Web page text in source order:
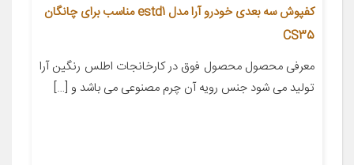
کفپوش سه بعدی خودرو آرا مدل estd1 مناسب برای چانگان
CS35
معرفی محصول محصول فوق در کارخانجات اطلس رنگین آرا
تولید می شود جنس رویه آن چرم مصنوعی می باشد و […]